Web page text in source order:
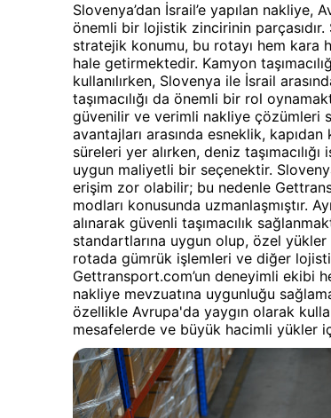
Slovenya’dan İsrail’e yapılan
önemli bir lojistik zincirinin parçasıdır.
stratejik konumu, bu rotayı hem kara
hale getirmektedir. Kamyon
kullanılırken, Slovenya ile İsrail
taşımacılığı da önemli bir rol
güvenilir ve verimli nakliye çözümleri
avantajları arasında esneklik,
süreleri yer alırken, deniz
uygun maliyetli bir seçenektir.
erişim zor olabilir; bu nedenle
modları konusunda uzmanlaşmıştır.
alınarak güvenli taşımacılık
standartlarına uygun olup, özel
rotada gümrük işlemleri ve diğer
Gettransport.com’un deneyimli ekibi
nakliye mevzuatına uygunluğu
özellikle Avrupa'da yaygın olarak
mesafelerde ve büyük hacimli yükler